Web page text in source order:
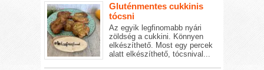
Gluténmentes cukkinis
tócsni
Az egyik legfinomabb nyári
zöldség a cukkini. Könnyen
elkészíthető. Most egy percek
alatt elkészíthető, tócsnival...